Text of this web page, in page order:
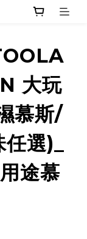
大玩
慕斯/
選)_
途慕